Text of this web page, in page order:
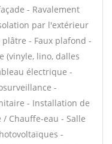
- Ravalement
par l'extérieur
- Faux plafond -
(vinyle, lino, dalles
électrique -
-
- Installation de
Chauffe-eau - Salle
-